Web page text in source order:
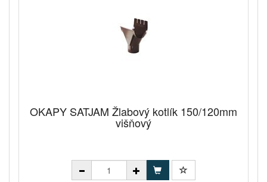
OKAPY SATJAM Žlabový kotlík 150/120mm
višňový